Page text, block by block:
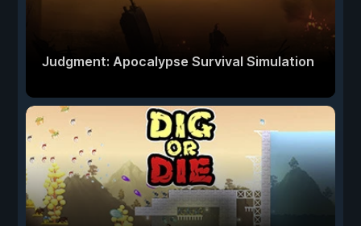
Judgment: Apocalypse Survival Simulation